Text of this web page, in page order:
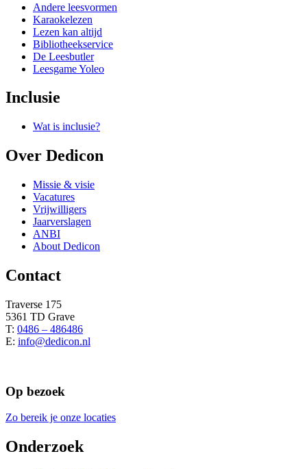
Andere leesvormen
Karaokelezen
Lezen kan altijd
Bibliotheekservice
De Leesbutler
Leesgame Yoleo
Inclusie
Wat is inclusie?
Over Dedicon
Missie & visie
Vacatures
Vrijwilligers
Jaarverslagen
ANBI
About Dedicon
Contact
Traverse 175
5361 TD Grave
T: 0486 – 486486
E: info@dedicon.nl
Op bezoek
Zo bereik je onze locaties
Onderzoek